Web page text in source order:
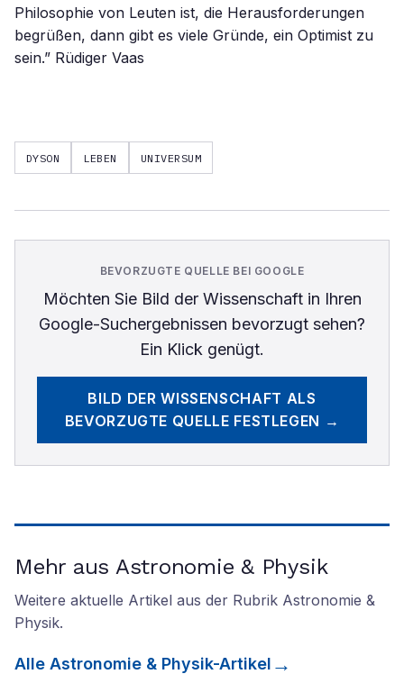
Philosophie von Leuten ist, die Herausforderungen
begrüßen, dann gibt es viele Gründe, ein Optimist zu
sein.” Rüdiger Vaas
DYSON LEBEN UNIVERSUM
BEVORZUGTE QUELLE BEI GOOGLE
Möchten Sie Bild der Wissenschaftin Ihren
Google-Suchergebnissen bevorzugt sehen?
Ein Klick genügt.
BILD DER WISSENSCHAFT ALS
BEVORZUGTE QUELLE FESTLEGEN →
Mehr aus Astronomie & Physik
Weitere aktuelle Artikel aus der Rubrik Astronomie &
Physik.
Alle Astronomie & Physik-Artikel